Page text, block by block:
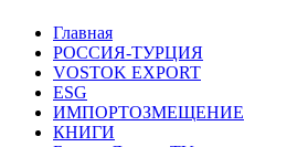
Главная
РОССИЯ-ТУРЦИЯ
VOSTOK EXPORT
ESG
ИМПОРТОЗМЕЩЕНИЕ
КНИГИ